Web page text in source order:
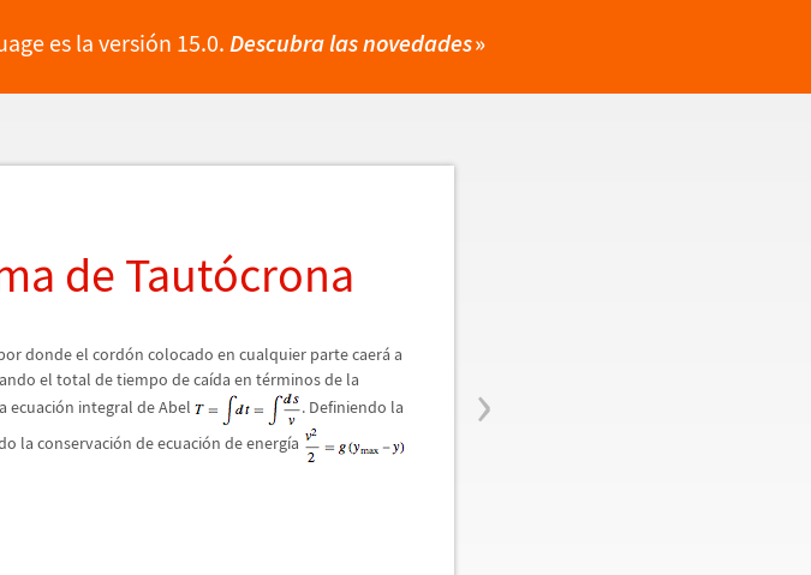
es la versión 15.0. Descubra las novedades»
›
de Tautócrona
donde el cordón colocado en cualquier parte caerá a
el total de tiempo de caída en términos de la
ecuación integral de Abel
. Definiendo la
la conservación de ecuación de energía